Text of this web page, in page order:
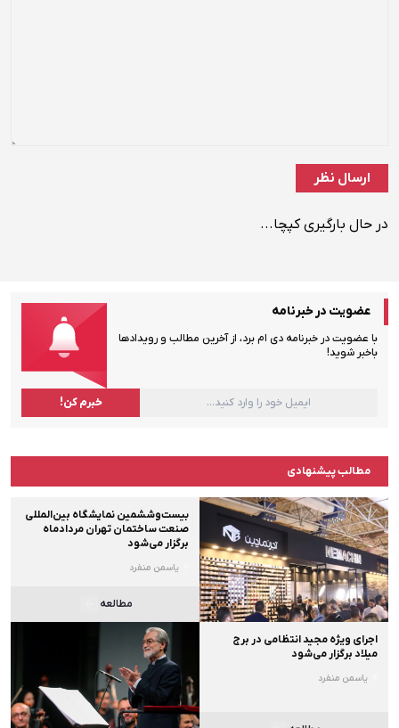
در حال بارگیری کپچا...
عضویت در خبرنامه
با عضویت در خبرنامه دی ام برد، از آخرین مطالب و رویدادها
باخبر شوید!
مطالب پیشنهادی
بیست‌وششمین نمایشگاه بین‌المللی
صنعت ساختمان تهران مردادماه
برگزار می‌شود
یاسمن منفرد
مطالعه
اجرای ویژه مجید انتظامی در برج
میلاد برگزار می‌شود
یاسمن منفرد